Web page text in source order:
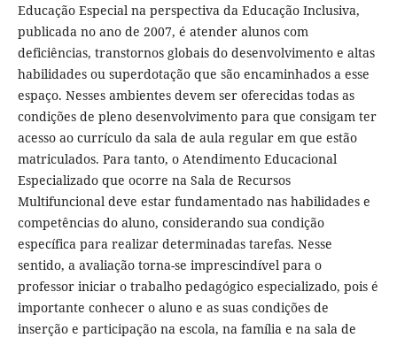
Educação Especial na perspectiva da Educação Inclusiva,
publicada no ano de 2007, é atender alunos com
deficiências, transtornos globais do desenvolvimento e altas
habilidades ou superdotação que são encaminhados a esse
espaço. Nesses ambientes devem ser oferecidas todas as
condições de pleno desenvolvimento para que consigam ter
acesso ao currículo da sala de aula regular em que estão
matriculados. Para tanto, o Atendimento Educacional
Especializado que ocorre na Sala de Recursos
Multifuncional deve estar fundamentado nas habilidades e
competências do aluno, considerando sua condição
específica para realizar determinadas tarefas. Nesse
sentido, a avaliação torna-se imprescindível para o
professor iniciar o trabalho pedagógico especializado, pois é
importante conhecer o aluno e as suas condições de
inserção e participação na escola, na família e na sala de